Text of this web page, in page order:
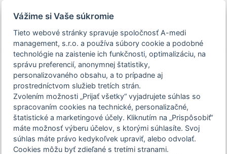
Toggle
navigation
Podujatie 12. Burza imunodeficiencií je
určené len pre zdravotníckych
pracovníkov. Pre pokračovanie na stránku
podujatia, potvrďte prosím, že ste
zdravotníckym pracovníkom, alebo zvoľte
Vytvorenie nového
používateľského účtu
Registrácia slúži na identifikáciu užívateľa a evidenciu
Vážime si Vaše súkromie
Tieto webové stránky spravuje spoločnosť A-medi
management, s.r.o. a používa súbory cookie a podobné
technológie na zaistenie ich funkčnosti, optimalizáciu, na
správu preferencií, anonymnej štatistiky,
personalizovaného obsahu, a to prípadne aj
prostredníctvom služieb tretích strán.
Zvolením možnosti „Prijať všetky“ vyjadrujete súhlas so
spracovaním cookies na technické, personalizačné,
štatistické a marketingové účely. Kliknutím na „Prispôsobiť“
máte možnosť výberu účelov, s ktorými súhlasíte. Svoj
súhlas máte právo kedykoľvek upraviť, alebo odvolať.
Cookies môžu byť zdieľané s tretími stranami.